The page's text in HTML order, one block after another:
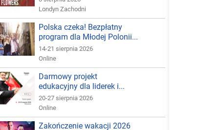
Londyn Zachodni
Polska czeka! Bezpłatny
program dla Młodej Polonii...
14-21 sierpnia 2026
Online
Darmowy projekt
edukacyjny dla liderek i...
20-27 sierpnia 2026
Online
Zakończenie wakacji 2026